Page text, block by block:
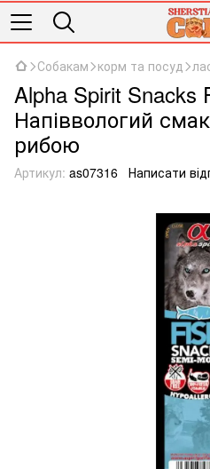
Собакам корм та посуд
Alpha Spirit Snacks
Напіввологий
рибою
Артикул: as07316 Написати